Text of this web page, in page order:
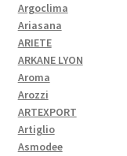
Argoclima
Ariasana
ARIETE
ARKANE LYON
Aroma
Arozzi
ARTEXPORT
Artiglio
Asmodee